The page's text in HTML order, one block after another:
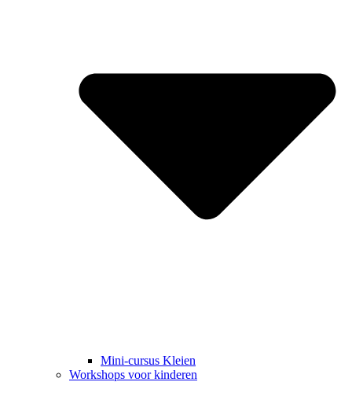
Mini-cursus Kleien
Workshops voor kinderen